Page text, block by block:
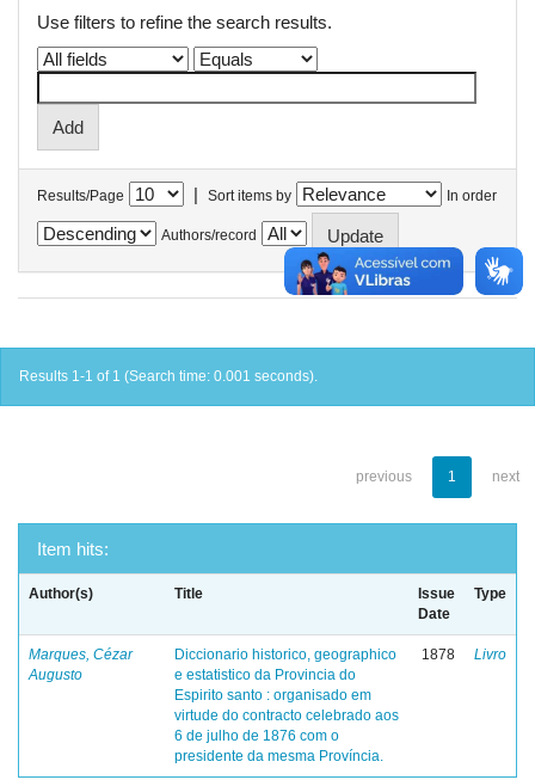
Use filters to refine the search results.
Results/Page | Sort items by In order
Authors/record
Results 1-1 of 1 (Search time: 0.001 seconds).
previous 1 next
Item hits:
Author(s) Title
Issue
Date
Type
Marques, Cézar
Augusto
Diccionario historico, geographico
e estatistico da Provincia do
Espirito santo : organisado em
virtude do contracto celebrado aos
6 de julho de 1876 com o
presidente da mesma Província.
1878 Livro